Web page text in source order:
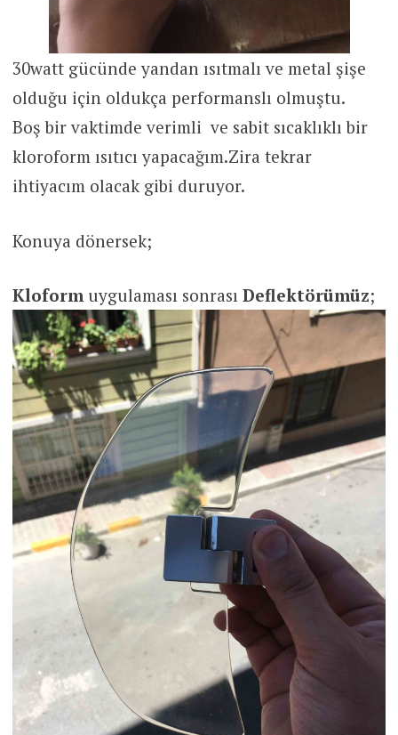
30watt gücünde yandan ısıtmalı ve metal şişe
olduğu için oldukça performanslı olmuştu.
Boş bir vaktimde verimli ve sabit sıcaklıklı bir
kloroform ısıtıcı yapacağım.Zira tekrar
ihtiyacım olacak gibi duruyor.
Konuya dönersek;
Kloformuygulaması sonrası Deflektörümüz;